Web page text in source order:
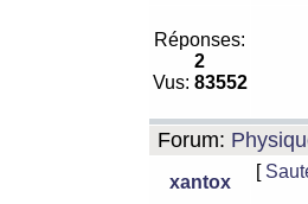
Réponses:
2
Vus: 83552
Forum:
xantox
[